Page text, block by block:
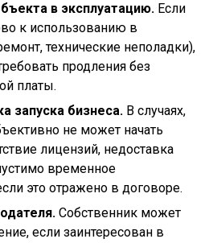
в эксплуатацию. Если
к использованию в
технические неполадки),
продления без
платы.
запуска бизнеса. В случаях,
не может начать
лицензий, недоставка
временное
это отражено в договоре.
Собственник может
если заинтересован в